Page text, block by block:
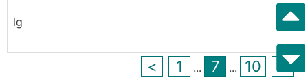
lg
< 1 ... 7 ... 10 >